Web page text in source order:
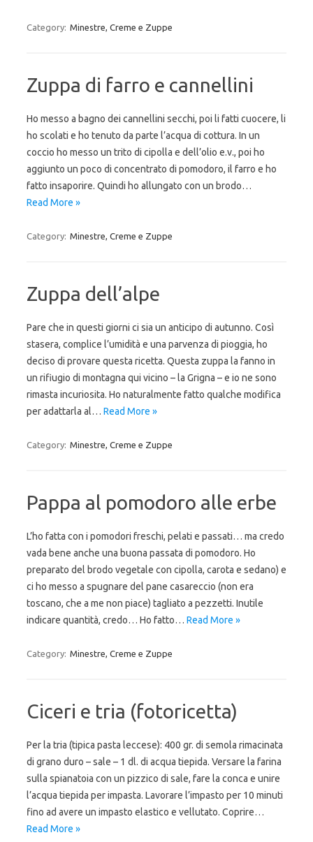
Category: Minestre, Creme e Zuppe
Zuppa di farro e cannellini
Ho messo a bagno dei cannellini secchi, poi li fatti cuocere, li
ho scolati e ho tenuto da parte l’acqua di cottura. In un
coccio ho messo un trito di cipolla e dell’olio e.v., poi ho
aggiunto un poco di concentrato di pomodoro, il farro e ho
fatto insaporire. Quindi ho allungato con un brodo…
Read More »
Category: Minestre, Creme e Zuppe
Zuppa dell’alpe
Pare che in questi giorni ci sia un anticipo di autunno. Così
stasera, complice l’umidità e una parvenza di pioggia, ho
deciso di provare questa ricetta. Questa zuppa la fanno in
un rifiugio di montagna qui vicino – la Grigna – e io ne sono
rimasta incuriosita. Ho naturalmente fatto qualche modifica
per adattarla al… Read More »
Category: Minestre, Creme e Zuppe
Pappa al pomodoro alle erbe
L’ho fatta con i pomodori freschi, pelati e passati… ma credo
vada bene anche una buona passata di pomodoro. Ho
preparato del brodo vegetale con cipolla, carota e sedano) e
ci ho messo a spugnare del pane casareccio (non era
toscano, che a me non piace) tagliato a pezzetti. Inutile
indicare quantità, credo… Ho fatto… Read More »
Category: Minestre, Creme e Zuppe
Ciceri e tria (fotoricetta)
Per la tria (tipica pasta leccese): 400 gr. di semola rimacinata
di grano duro – sale – 1 dl. di acqua tiepida. Versare la farina
sulla spianatoia con un pizzico di sale, fare la conca e unire
l’acqua tiepida per impasta. Lavorare l’impasto per 10 minuti
fino ad avere un impasto elastico e vellutato. Coprire…
Read More »